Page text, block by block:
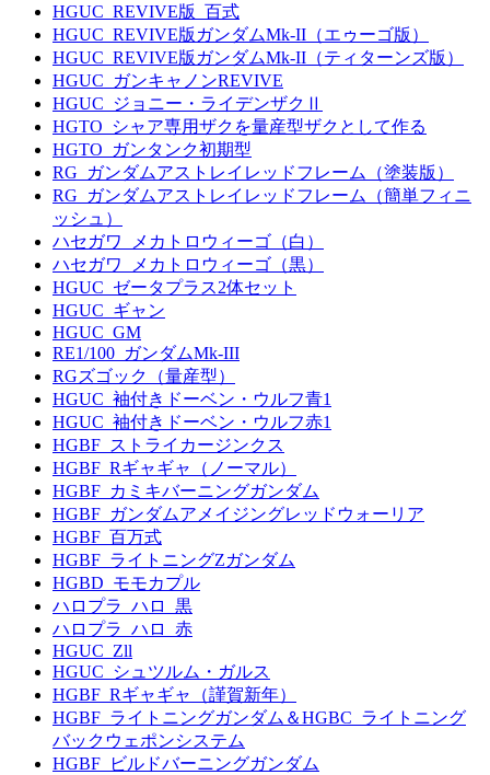
HGUC_REVIVE版_百式
HGUC_REVIVE版ガンダムMk-II（エゥーゴ版）
HGUC_REVIVE版ガンダムMk-II（ティターンズ版）
HGUC_ガンキャノンREVIVE
HGUC_ジョニー・ライデンザクⅡ
HGTO_シャア専用ザクを量産型ザクとして作る
HGTO_ガンタンク初期型
RG_ガンダムアストレイレッドフレーム（塗装版）
RG_ガンダムアストレイレッドフレーム（簡単フィニ
ッシュ）
ハセガワ_メカトロウィーゴ（白）
ハセガワ_メカトロウィーゴ（黒）
HGUC_ゼータプラス2体セット
HGUC_ギャン
HGUC_GM
RE1/100_ガンダムMk-III
RGズゴック（量産型）
HGUC_袖付きドーベン・ウルフ青1
HGUC_袖付きドーベン・ウルフ赤1
HGBF_ストライカージンクス
HGBF_Rギャギャ（ノーマル）
HGBF_カミキバーニングガンダム
HGBF_ガンダムアメイジングレッドウォーリア
HGBF_百万式
HGBF_ライトニングZガンダム
HGBD_モモカプル
ハロプラ_ハロ_黒
ハロプラ_ハロ_赤
HGUC_Zll
HGUC_シュツルム・ガルス
HGBF_Rギャギャ（謹賀新年）
HGBF_ライトニングガンダム＆HGBC_ライトニング
バックウェポンシステム
HGBF_ビルドバーニングガンダム